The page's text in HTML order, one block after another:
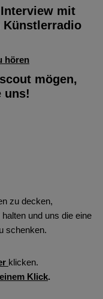
mit
Künstlerradio
hören
mögen,
uns!
zu decken,
und uns die eine
schenken.
klicken.
Klick.